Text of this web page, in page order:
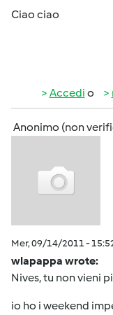
Ciao ciao
Accedi o
Anonimo (non
Mer, 09/14/2011 -
wlapappa wrote:
Nives, tu non vieni
io ho i weekend